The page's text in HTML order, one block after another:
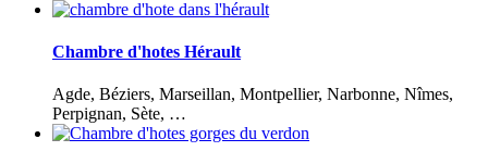
Chambre d'hotes Hérault
Agde, Béziers, Marseillan, Montpellier, Narbonne, Nîmes,
Perpignan, Sète, …